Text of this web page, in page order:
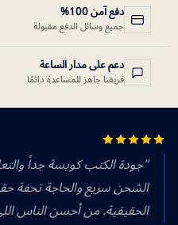
دفع آمن 100%
جميع وسائل الدفع مقبولة
دعم على مدار الساعة
فريقنا جاهز للمساعدة دائمًا
"جودة الكتب كويسة جداً
الشحن سريع والحاجة تحفة
الحقيقية. من أحسن الناس